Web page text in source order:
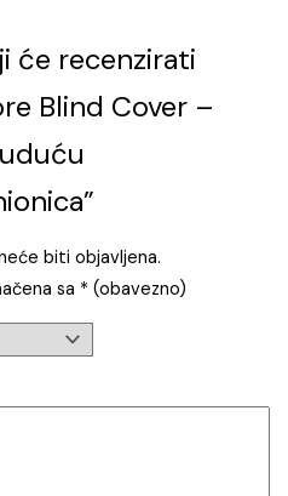
će recenzirati
Blind Cover –
biti objavljena.
sa * (obavezno)